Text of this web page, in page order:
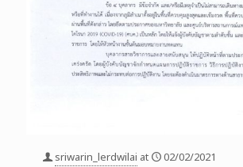
sriwarin_lerdwilai at
02/02/2021